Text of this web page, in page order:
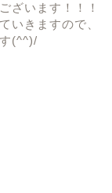
ざいます！！！
いきますので、
(^^)/